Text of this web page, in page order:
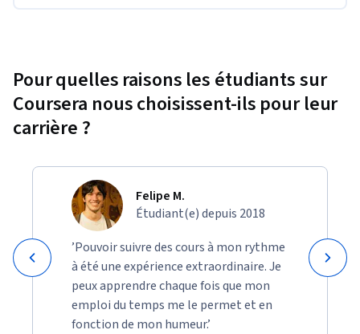
Pour quelles raisons les étudiants sur
Coursera nous choisissent-ils pour leur
carrière ?
Felipe M.
Étudiant(e) depuis 2018
’Pouvoir suivre des cours à mon rythme
à été une expérience extraordinaire. Je
peux apprendre chaque fois que mon
emploi du temps me le permet et en
fonction de mon humeur.’